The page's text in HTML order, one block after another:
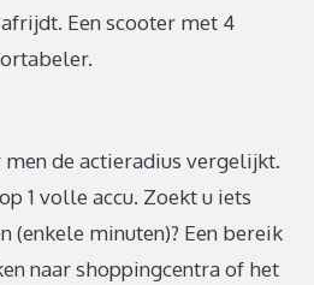
Een scooter met 4
de actieradius vergelijkt.
1 volle accu. Zoekt u iets
minuten)? Een bereik
naar shoppingcentra of het